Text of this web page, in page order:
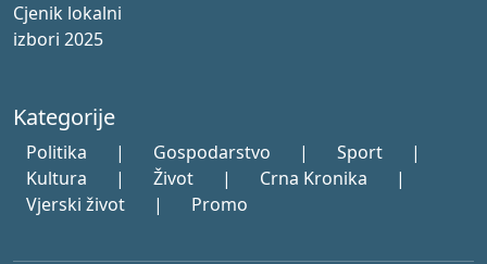
Cjenik lokalni
izbori 2025
Kategorije
Politika | Gospodarstvo | Sport
|
Kultura
| Život | Crna Kronika
|
Vjerski život
| Promo